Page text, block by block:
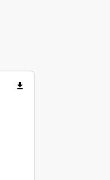
file_download